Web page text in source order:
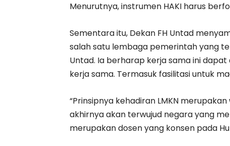
Menurutnya, instrumen HAKI harus
Sementara itu, Dekan FH Untad
salah satu lembaga pemerintah yang
Untad. Ia berharap kerja sama ini
kerja sama. Termasuk fasilitasi untuk
“Prinsipnya kehadiran LMKN
akhirnya akan terwujud negara yang
merupakan dosen yang konsen pada